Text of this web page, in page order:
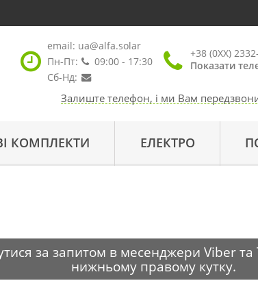
email: ua@alfa.solar
Пн-Пт:
09:00 - 17:30
Сб-Нд:
+38 (0XX)
Показати
Залиште телефон, і ми Вам
КОМПЛЕКТИ ЕЛЕКТРО
за запитом в месенджери Viber
нижньому правому кутку.